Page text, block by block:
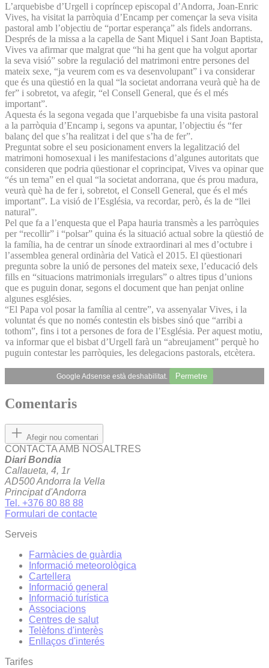
L’arquebisbe d’Urgell i copríncep episcopal d’Andorra, Joan-Enric
Vives, ha visitat la parròquia d’Encamp per començar la seva visita
pastoral amb l’objectiu de “portar esperança” als fidels andorrans.
Després de la missa a la capella de Sant Miquel i Sant Joan Baptista,
Vives va afirmar que malgrat que “hi ha gent que ha volgut aportar
la seva visió” sobre la regulació del matrimoni entre persones del
mateix sexe, “ja veurem com es va desenvolupant” i va considerar
que és una qüestió en la qual “la societat andorrana veurà què ha de
fer” i sobretot, va afegir, “el Consell General, que és el més
important”.
Aquesta és la segona vegada que l’arquebisbe fa una visita pastoral
a la parròquia d’Encamp i, segons va apuntar, l’objectiu és “fer
balanç del que s’ha realitzat i del que s’ha de fer”.
Preguntat sobre el seu posicionament envers la legalització del
matrimoni homosexual i les manifestacions d’algunes autoritats que
consideren que podria qüestionar el coprincipat, Vives va opinar que
“és un tema” en el qual “la societat andorrana, que és prou madura,
veurà què ha de fer i, sobretot, el Consell General, que és el més
important”. La visió de l’Església, va recordar, però, és la de “llei
natural”.
Pel que fa a l’enquesta que el Papa hauria transmès a les parròquies
per “recollir” i “polsar” quina és la situació actual sobre la qüestió de
la família, ha de centrar un sínode extraordinari al mes d’octubre i
l’assemblea general ordinària del Vaticà el 2015. El qüestionari
pregunta sobre la unió de persones del mateix sexe, l’educació dels
fills en “situacions matrimonials irregulars” o altres tipus d’unions
que es puguin donar, segons el document que han penjat online
algunes esglésies.
“El Papa vol posar la família al centre”, va assenyalar Vives, i la
voluntat és que no només contestin els bisbes sinó que “arribi a
tothom”, fins i tot a persones de fora de l’Església. Per aquest motiu,
va informar que el bisbat d’Urgell farà un “abreujament” perquè ho
puguin contestar les parròquies, les delegacions pastorals, etcètera.
Google Adsense està deshabilitat. Permetre
Comentaris
Afegir nou comentari
CONTACTA AMB NOSALTRES
Diari Bondia
Callaueta, 4, 1r
AD500 Andorra la Vella
Principat d'Andorra
Tel. +376 80 88 88
Formulari de contacte
Serveis
Farmàcies de guàrdia
Informació meteorològica
Cartellera
Informació general
Informació turística
Associacions
Centres de salut
Telèfons d'interès
Enllaços d'interés
Tarifes